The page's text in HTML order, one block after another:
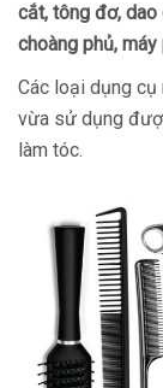
cắt, tông đơ, dao
choàng phủ, máy
Các loại dụng
vừa sử dụng
làm tóc.